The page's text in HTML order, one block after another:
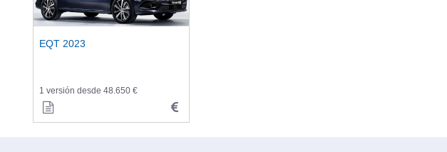
EQT 2023
1 versión desde 48.650 €